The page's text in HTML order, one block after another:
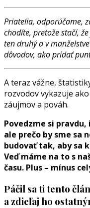
Priatelia, odporúčame,
chodíte, pretože stačí,
ten druhý a v
dôvodov, ako pridať
A teraz vážne,
rozvodov vykazuje
záujmov a pováh.
Povedzme si
ale prečo by sme sa
budovať tak, aby sa
Veď máme na to s
času. Plus – mínus
Páčil sa ti tento
a zdieľaj ho